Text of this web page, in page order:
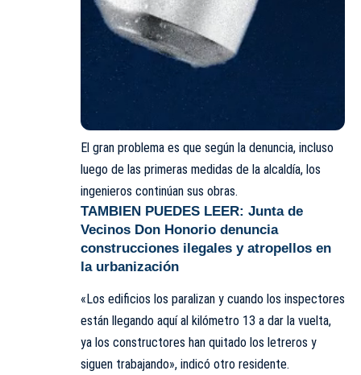
El gran problema es que según la denuncia, incluso
luego de las primeras medidas de la alcaldía, los
ingenieros continúan sus obras.
TAMBIEN PUEDES LEER: Junta de
Vecinos Don Honorio denuncia
construcciones ilegales y atropellos en
la urbanización
«Los edificios los paralizan y cuando los inspectores
están llegando aquí al kilómetro 13 a dar la vuelta,
ya los constructores han quitado los letreros y
siguen trabajando», indicó otro residente.